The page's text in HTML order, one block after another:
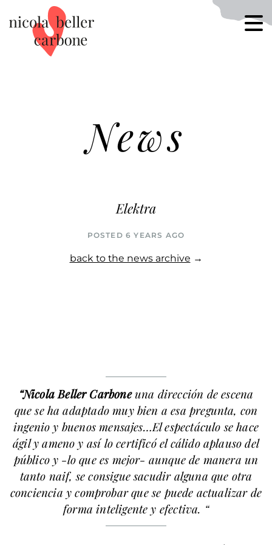
News
Elektra
POSTED 6 YEARS AGO
back to the news archive →
“Nicola Beller Carboneuna dirección de escena
que se ha adaptado muy bien a esa pregunta, con
ingenio y buenos mensajes…El espectáculo se hace
ágil y ameno y así lo certificó el cálido aplauso del
público y -lo que es mejor- aunque de manera un
tanto naif, se consigue sacudir alguna que otra
conciencia y comprobar que se puede actualizar de
forma inteligente y efectiva. “